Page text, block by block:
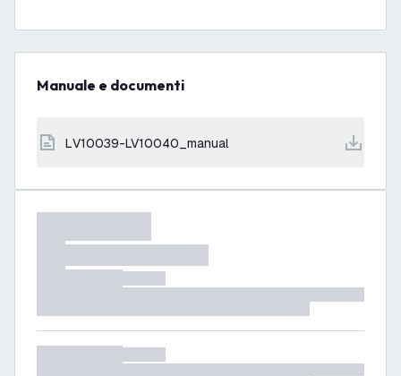
Manuale e documenti
LV10039-LV10040_manual